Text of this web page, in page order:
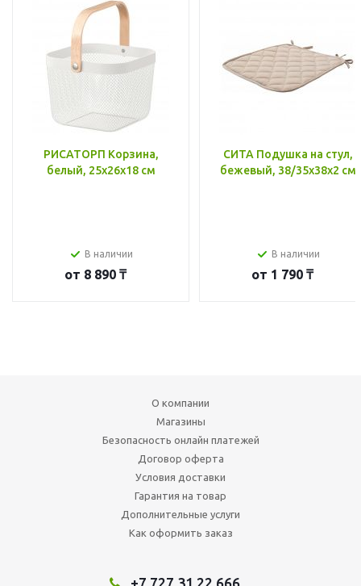
РИСАТОРП Корзина,
белый, 25x26x18 см
В наличии
от 8 890 ₸
СИТА Подушка на стул,
бежевый, 38/35x38x2 см
В наличии
от 1 790 ₸
О компании
Магазины
Безопасность онлайн платежей
Договор оферта
Условия доставки
Гарантия на товар
Дополнительные услуги
Как оформить заказ
+7 727 31 22 666